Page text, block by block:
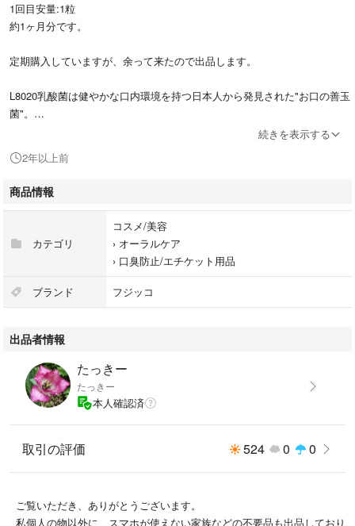
1回目安量:1粒
約1ヶ月分です。
定期購入していますが、余って来たので出品します。
L8020乳酸菌は健やかな口内環境を持つ日本人から発見された"お口の善玉
菌"。
賞味期限:2024.06.11
家に猫がいます。毛などが気になる人やアレルギーの人は購入をお控えく
ださい。
あくまで自宅保管品である事をご理解ください。
#L8020乳酸菌
#デンタフローラ
2023/12/17 2000
続きを表示する
2年以上前
商品情報
カテゴリ
コスメ/美容
› オーラルケア
› 口臭防止/エチケット用品
ブランド フジッコ
出品者情報
たっきー
たっきー
本人確認済
取引の評価 524 0 0
ご覧いただき、ありがとうございます。
私個人の物以外に、スマホが使えない家族などの不要品も出品しており